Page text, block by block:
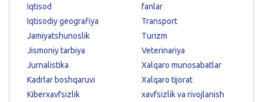
Iqtisod
Iqtisodiy geografiya
Jamiyatshunoslik
Jismoniy tarbiya
Jurnalistika
Kadrlar boshqaruvi
Kiberxavfsizlik
fanlar
Transport
Turizm
Veterinariya
Xalqaro munosabatlar
Xalqaro tijorat
xavfsizlik va rivojlanish